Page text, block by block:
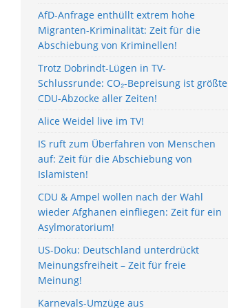
AfD-Anfrage enthüllt extrem hohe
Migranten-Kriminalität: Zeit für die
Abschiebung von Kriminellen!
Trotz Dobrindt-Lügen in TV-
Schlussrunde: CO₂-Bepreisung ist größte
CDU-Abzocke aller Zeiten!
Alice Weidel live im TV!
IS ruft zum Überfahren von Menschen
auf: Zeit für die Abschiebung von
Islamisten!
CDU & Ampel wollen nach der Wahl
wieder Afghanen einfliegen: Zeit für ein
Asylmoratorium!
US-Doku: Deutschland unterdrückt
Meinungsfreiheit – Zeit für freie
Meinung!
Karnevals-Umzüge aus